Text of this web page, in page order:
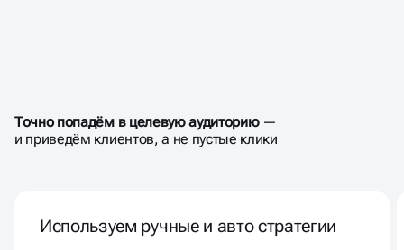
ЧТОБЫ ОНА РЕАЛЬНО
ПРОДАВАЛА
Точно попадём в целевую аудиторию—
и приведём клиентов, а не пустые клики
Используем ручные и авто стратегии